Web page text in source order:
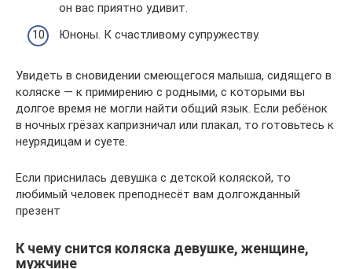
он вас приятно удивит.
Юноны. К счастливому супружеству.
Увидеть в сновидении смеющегося малыша, сидящего в
коляске — к примирению с родными, с которыми вы
долгое время не могли найти общий язык. Если ребёнок
в ночных грёзах капризничал или плакал, то готовьтесь к
неурядицам и суете.
Если приснилась девушка с детской коляской, то
любимый человек преподнесёт вам долгожданный
презент
К чему снится коляска девушке, женщине,
мужчине